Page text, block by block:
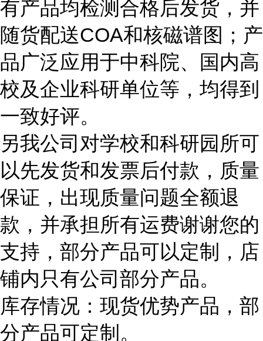
有产品均检测合格后发货，并
随货配送COA和核磁谱图；产
品广泛应用于中科院、国内高
校及企业科研单位等，均得到
一致好评。
另我公司对学校和科研园所可
以先发货和发票后付款，质量
保证，出现质量问题全额退
款，并承担所有运费谢谢您的
支持，部分产品可以定制，店
铺内只有公司部分产品。
库存情况：现货优势产品，部
分产品可定制。